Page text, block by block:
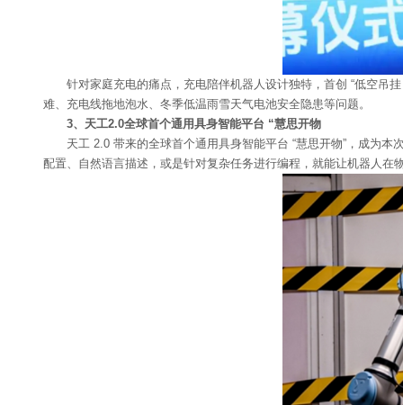
针对家庭充电的痛点，充电陪伴机器人设计独特，首创 “低空吊
难、充电线拖地泡水、冬季低温雨雪天气电池安全隐患等问题。
3、天工2.0全球首个通用具身智能平台 “慧思开物
天工 2.0 带来的全球首个通用具身智能平台 “慧思开物”，成为本
配置、自然语言描述，或是针对复杂任务进行编程，就能让机器人在